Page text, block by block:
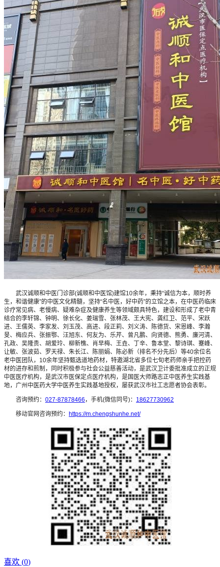
武汉诚顺和中医门诊部(诚顺和中医馆)建馆10余年，秉持“诚信为本，顺时养
生，和谐健康”的中医文化精髓，坚持“名中医，好中药”的立馆之本，在中医药临床
诊疗常见病、老慢病、疑难杂症及健康养生等领域颇具特色，建设和形成了老中青
结合的李轩锦、钟明、徐长化、姜瑞雪、张林茂、王大宪、龚红卫、范平、宋跃
进、王儒英、李家发、刘玉茂、高进、段正莉、刘义涛、陈德货、宋恩峰、李瀚
旻、梅应兵、张振鄂、汪旭东、何友为、乐芹、曾凡鹏、向贤德、熊勇、廉河清、
孔政、吴隆贵、胡爱玲、柳新樵、肖早梅、王垚、丁辛、鲁本堂、黎诗琪、蹇峰、
让敏、张波茹、罗天禄、朱长江、陈丽娟、陈必新（排名不分先后）等40余位名
老中医团队，10余年坚持甄选道地药材，特邀湖北省多位七旬老药师亲手把控药
材的进存和煎制，同时积极参与社会公益慈善活动，是武汉卫计委批准成立的正规
中医医疗机构，是武汉市医保定点医疗机构，是国医大师路志正中医养生实践基
地，广州中医药大学中医养生实践基地授权，屡获武汉市社工志愿者协会表彰。
咨询预约： 027-87878466 ，手机(微信同号)： 18627730962
移动官网咨询预约： https://m.chengshunhe.net/
喜欢 (0)